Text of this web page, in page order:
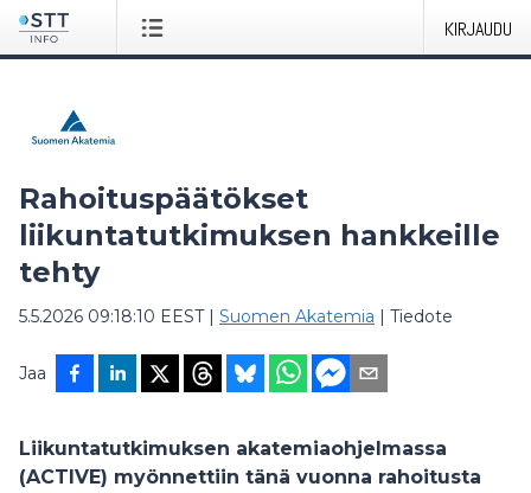
KIRJAUDU
Rahoituspäätökset
liikuntatutkimuksen hankkeille
tehty
5.5.2026 09:18:10 EEST| Suomen Akatemia | Tiedote
Jaa
Liikuntatutkimuksen akatemiaohjelmassa
(ACTIVE) myönnettiin tänä vuonna rahoitusta